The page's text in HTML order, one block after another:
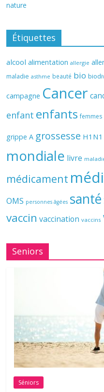
nature
Étiquettes
alcool alimentation allergie
maladie asthme beauté bio
campagne Cancer
enfant enfants femmes
grippe A grossesse H1N1
mondiale livre
médicament
OMS personnes âgées santé
vaccin vaccination vaccins
Seniors
Séniors